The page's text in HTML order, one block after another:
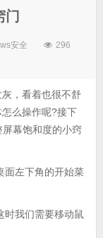
门
安全
296
，看着也很不舒
么操作呢?接下
幕饱和度的小窍
面左下角的开始菜
时我们需要移动鼠